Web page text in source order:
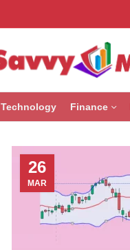
Technology Finance
26
MAR